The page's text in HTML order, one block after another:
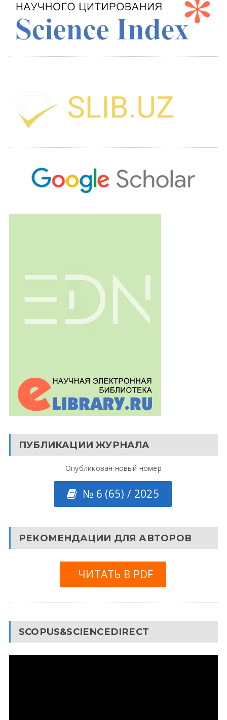
ПУБЛИКАЦИИ ЖУРНАЛА
Опубликован новый номер
№ 6 (65) / 2025
РЕКОМЕНДАЦИИ ДЛЯ АВТОРОВ
ЧИТАТЬ В PDF
SCOPUS&SCIENCEDIRECT